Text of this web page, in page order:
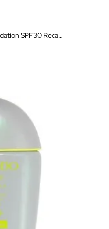
UV Protective Compact Foundation SPF30 Recarga